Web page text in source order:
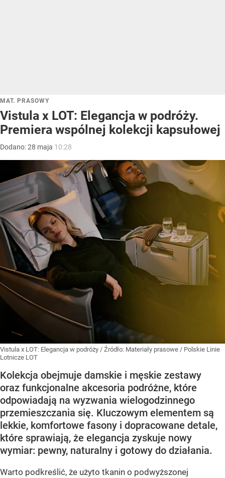
MAT. PRASOWY
Vistula x LOT: Elegancja w podróży.
Premiera wspólnej kolekcji kapsułowej
Dodano:28 maja 10:28
Vistula x LOT: Elegancja w podróży / Źródło: Materiały prasowe / Polskie Linie
Lotnicze LOT
Kolekcja obejmuje damskie i męskie zestawy
oraz funkcjonalne akcesoria podróżne, które
odpowiadają na wyzwania wielogodzinnego
przemieszczania się. Kluczowym elementem są
lekkie, komfortowe fasony i dopracowane detale,
które sprawiają, że elegancja zyskuje nowy
wymiar: pewny, naturalny i gotowy do działania.
Warto podkreślić, że użyto tkanin o podwyższonej